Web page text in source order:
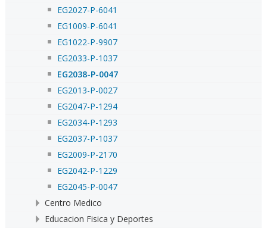
EG2027-P-6041
EG1009-P-6041
EG1022-P-9907
EG2033-P-1037
EG2038-P-0047
EG2013-P-0027
EG2047-P-1294
EG2034-P-1293
EG2037-P-1037
EG2009-P-2170
EG2042-P-1229
EG2045-P-0047
Centro Medico
Educacion Fisica y Deportes